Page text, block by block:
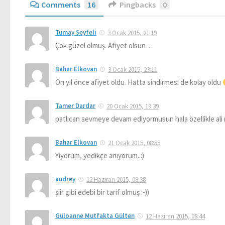
Comments 16 Pingbacks 0
Tümay Seyfeli 3 Ocak 2015, 21:19
Çok güzel olmuş. Afiyet olsun…
Bahar Elkovan 3 Ocak 2015, 23:11
On yıl önce afiyet oldu. Hatta sindirmesi de kolay oldu
Tamer Dardar 20 Ocak 2015, 19:39
patlıcan sevmeye devam ediyormusun hala özellikle ali
Bahar Elkovan 21 Ocak 2015, 08:55
Yiyorum, yedikçe anıyorum..:)
audrey 12 Haziran 2015, 08:38
şiir gibi edebi bir tarif olmuş :-))
Güloanne Mutfakta Gülten 12 Haziran 2015, 08:44